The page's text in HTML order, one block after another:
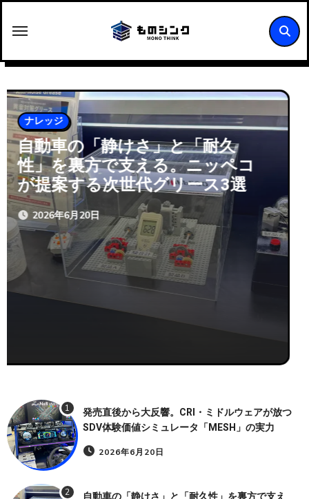
ス
キ
プ
ナレッジ モビリティ
電動化時代の省スペース革命。
ダイキョーニシカワがE-AXLEに
もたらす革新技術
2026年6月19日
1
発売直後から大反響。CRI・ミドルウェアが放つ
SDV体験価値シミュレータ「MESH」の実力
2026年6月20日
2